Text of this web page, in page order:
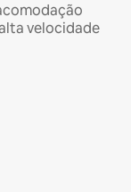
velocidade